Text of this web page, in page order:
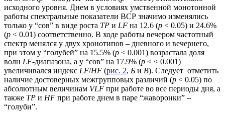
исходного уровня. Днем в условиях умственной монотонной
работы спектральные показатели ВСР значимо изменялись
только у “сов” в виде роста TP и LF на 12.6 (p < 0.05) и 24.6%
(p < 0.01) соответственно. В ходе работы вечером частотный
спектр менялся у двух хронотипов – дневного и вечернего,
при этом у “голубей” на 15.5% (p < 0.001) возрастала доля
волн LF-диапазона, а у “сов” на 17.9% (p < < 0.001)
увеличивался индекс LF/HF (рис. 2, Б и В). Следует отметить
наличие достоверных межгрупповых различий (p < 0.05) по
абсолютным величинам VLF при работе во все периоды дня, а
также ТР и HF при работе днем в паре “жаворонки” –
“голуби”.